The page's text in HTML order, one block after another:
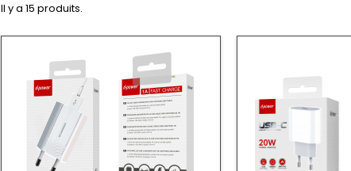
Il y a 15 produits.